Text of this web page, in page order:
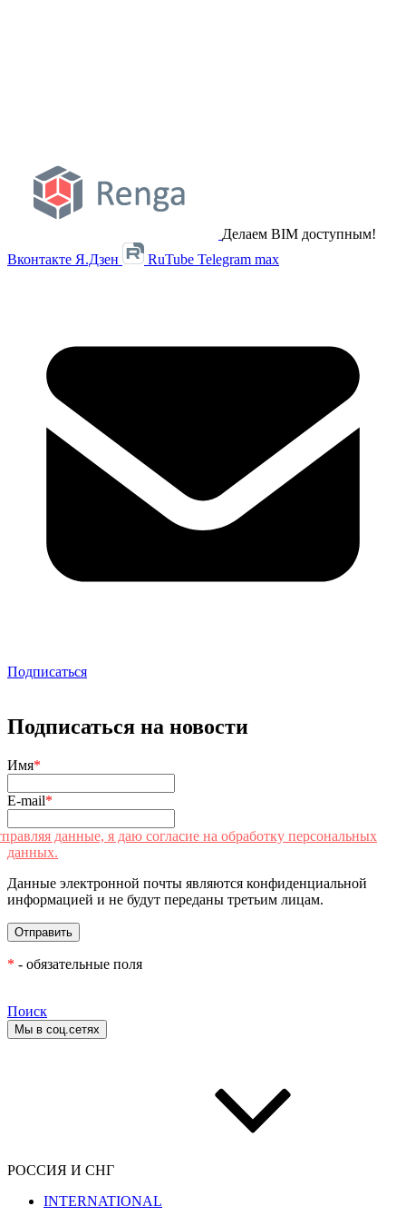
Делаем BIM доступным!
Вконтакте Я.Дзен RuTube Telegram max
Подписаться
Подписаться на новости
Имя*
E-mail*
данные, я даю согласие на обработку персональных
данных.
Данные электронной почты являются конфиденциальной
информацией и не будут переданы третьим лицам.
* - обязательные поля
Поиск
Мы в соц.сетях
РОССИЯ И СНГ
INTERNATIONAL